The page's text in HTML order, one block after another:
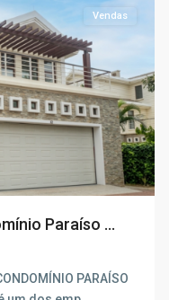
Vendas
Paraíso ...
PARAÍSO